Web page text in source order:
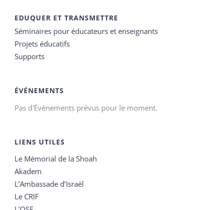
EDUQUER ET TRANSMETTRE
Séminaires pour éducateurs et enseignants
Projets éducatifs
Supports
ÉVÉNEMENTS
Pas d'Évènements prévus pour le moment.
LIENS UTILES
Le Mémorial de la Shoah
Akadem
L’Ambassade d’Israël
Le CRIF